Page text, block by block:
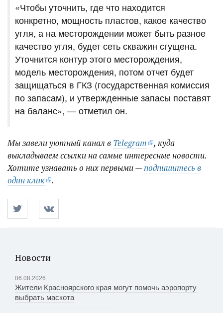
«Чтобы уточнить, где что находится
конкретно, мощность пластов, какое качество
угля, а на месторождении может быть разное
качество угля, будет сеть скважин сгущена.
Уточнится контур этого месторождения,
модель месторождения, потом отчет будет
защищаться в ГКЗ (государственная комиссия
по запасам), и утвержденные запасы поставят
на баланс», — отметил он.
Мы завели уютный канал в Telegram
, куда
выкладываем ссылки на самые интересные новости.
Хотите узнавать о них первыми —подпишитесь в
один клик
.
Новости
06.08.2026
Жители Красноярского края могут помочь аэропорту
выбрать маскота